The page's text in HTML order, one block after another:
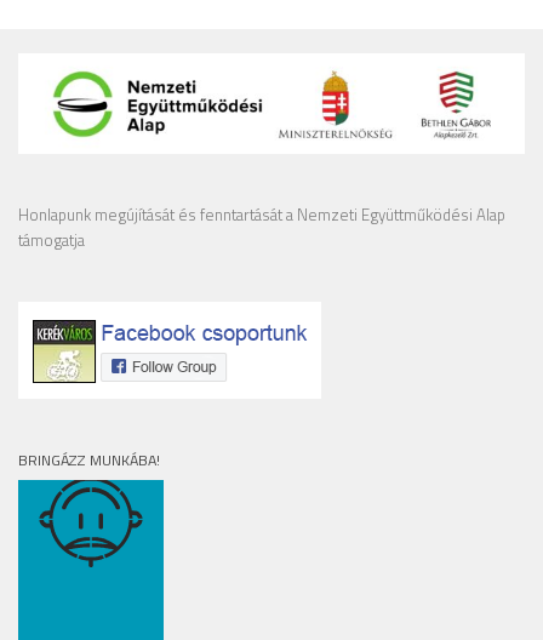
Honlapunk megújítását és fenntartását a Nemzeti Együttműködési Alap
támogatja
BRINGÁZZ MUNKÁBA!